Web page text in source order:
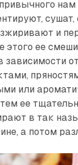
и
этого ее
или
ее
в так
а потом